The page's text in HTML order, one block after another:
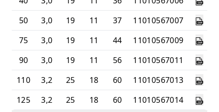
50
3,0 19 11 37
11010567007
75
3,0 19 11 44
11010567009
90
3,0 19 11 56
11010567011
110
3,2 25 18 60
11010567013
125
3,2 25 18 60 11010567014